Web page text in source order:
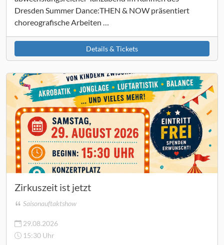
Dresden Summer Dance:THEN & NOW präsentiert
choreografische Arbeiten …
Details & Tickets
Zirkuszeit ist jetzt
Saisonauftaktshow
29.08.2026
15:30 Uhr